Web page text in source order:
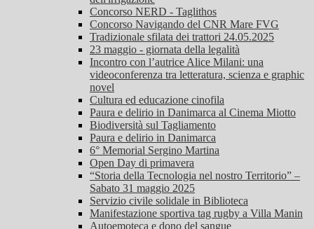
Concorso NERD - Taglithos
Concorso Navigando del CNR Mare FVG
Tradizionale sfilata dei trattori 24.05.2025
23 maggio - giornata della legalità
Incontro con l’autrice Alice Milani: una
videoconferenza tra letteratura, scienza e graphic
novel
Cultura ed educazione cinofila
Paura e delirio in Danimarca al Cinema Miotto
Biodiversità sul Tagliamento
Paura e delirio in Danimarca
6° Memorial Sergino Martina
Open Day di primavera
“Storia della Tecnologia nel nostro Territorio” –
Sabato 31 maggio 2025
Servizio civile solidale in Biblioteca
Manifestazione sportiva tag rugby a Villa Manin
Autoemoteca e dono del sangue